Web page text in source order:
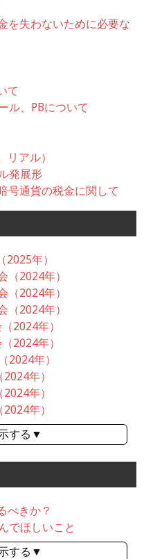
を失わないために必要な
て
ル、PBについて
リアル）
発展形
号通貨の税金に関して
2025年）
（2024年）
（2024年）
（2024年）
2024年）
2024年）
2024年）
年）
年）
年）
する▼
べきか？
でほしいこと
する▼